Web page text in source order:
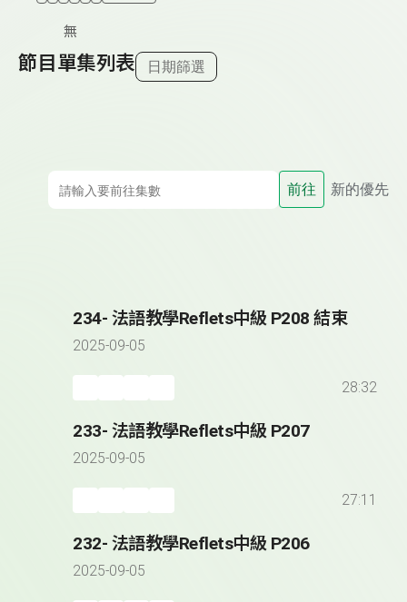
無
節目單集列表 日期篩選
前往 新的優先
234- 法語教學Reflets中級 P208 結束
2025-09-05
28:32
233- 法語教學Reflets中級 P207
2025-09-05
27:11
232- 法語教學Reflets中級 P206
2025-09-05